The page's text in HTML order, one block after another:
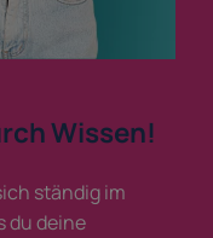
Wissen!
ständig im
du deine